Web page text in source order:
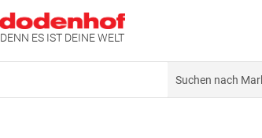
DENN ES IST DEINE WELT